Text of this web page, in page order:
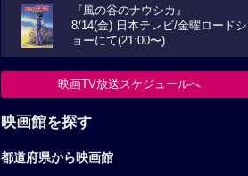
『風の谷のナウシカ』
8/14(金) 日本テレビ/金曜ロードシ
ョーにて(21:00〜)
映画TV放送スケジュールへ
映画館を探す
都道府県から映画館